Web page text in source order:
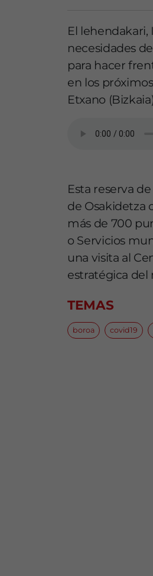
El
necesidades
para hacer
en los
Etxano
Esta reserva
de Osakidetza
más de 700
o Servicios
una visita al
estratégica del
TEMAS
boroa covid19